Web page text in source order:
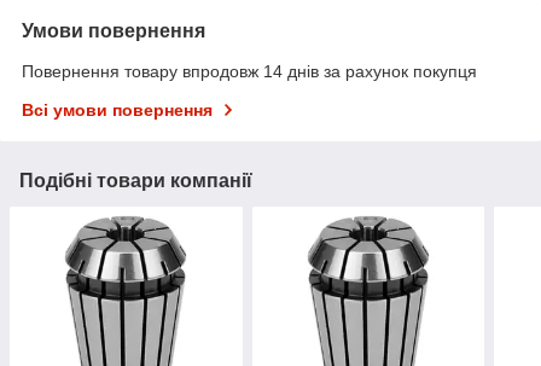
Умови повернення
Повернення товару впродовж 14 днів за рахунок покупця
Всі умови повернення
Подібні товари компанії